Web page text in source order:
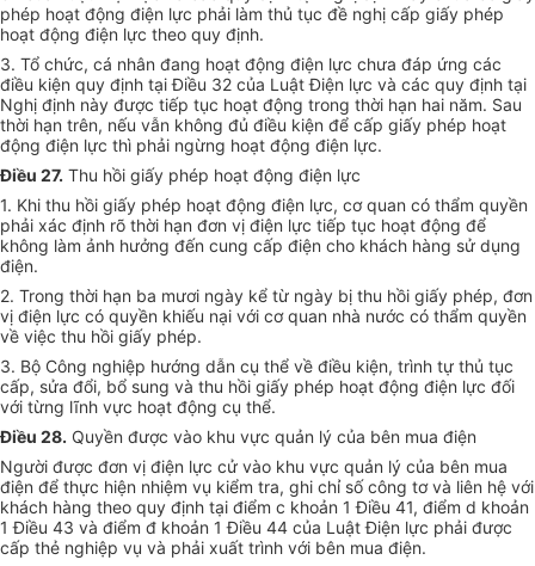
phép hoạt động điện lực phải làm thủ tục đề nghị cấp giấy phép
hoạt động điện lực theo quy định.
3. Tổ chức, cá nhân đang hoạt động điện lực chưa đáp ứng các
điều kiện quy định tại Điều 32 của Luật Điện lực và các quy định tại
Nghị định này được tiếp tục hoạt động trong thời hạn hai năm. Sau
thời hạn trên, nếu vẫn không đủ điều kiện để cấp giấy phép hoạt
động điện lực thì phải ngừng hoạt động điện lực.
Điều 27. Thu hồi giấy phép hoạt động điện lực
1. Khi thu hồi giấy phép hoạt động điện lực, cơ quan có thẩm quyền
phải xác định rõ thời hạn đơn vị điện lực tiếp tục hoạt động để
không làm ảnh hưởng đến cung cấp điện cho khách hàng sử dụng
điện.
2. Trong thời hạn ba mươi ngày kể từ ngày bị thu hồi giấy phép, đơn
vị điện lực có quyền khiếu nại với cơ quan nhà nước có thẩm quyền
về việc thu hồi giấy phép.
3. Bộ Công nghiệp hướng dẫn cụ thể về điều kiện, trình tự thủ tục
cấp, sửa đổi, bổ sung và thu hồi giấy phép hoạt động điện lực đối
với từng lĩnh vực hoạt động cụ thể.
Điều 28. Quyền được vào khu vực quản lý của bên mua điện
Người được đơn vị điện lực cử vào khu vực quản lý của bên mua
điện để thực hiện nhiệm vụ kiểm tra, ghi chỉ số công tơ và liên hệ với
khách hàng theo quy định tại điểm c khoản 1 Điều 41, điểm d khoản
1 Điều 43 và điểm đ khoản 1 Điều 44 của Luật Điện lực phải được
cấp thẻ nghiệp vụ và phải xuất trình với bên mua điện.